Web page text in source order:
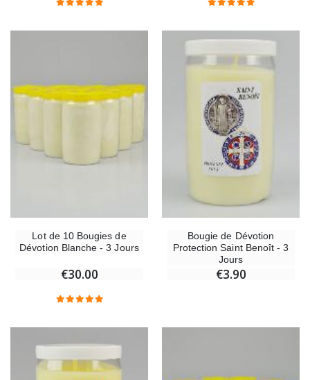
Lot de 10 Bougies de
Dévotion Blanche - 3 Jours
€30.00
Bougie de Dévotion
Protection Saint Benoît - 3
Jours
€3.90
€23.00 €4.90